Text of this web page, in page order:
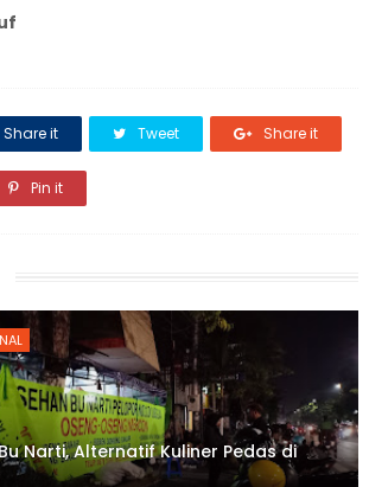
Share it Tweet Share it
Pin it
Narti, Alternatif Kuliner Pedas di